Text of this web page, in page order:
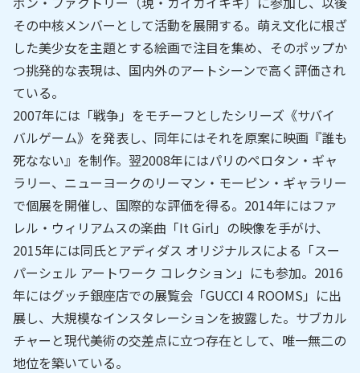
その中核メンバーとして活動を展開する。萌え文化に根ざ
した美少女を主題とする絵画で注目を集め、そのポップか
つ挑発的な表現は、国内外のアートシーンで高く評価され
ている。
2007年には「戦争」をモチーフとしたシリーズ《サバイ
バルゲーム》を発表し、同年にはそれを原案に映画『誰も
死なない』を制作。翌2008年にはパリのペロタン・ギャ
ラリー、ニューヨークのリーマン・モーピン・ギャラリー
で個展を開催し、国際的な評価を得る。2014年にはファ
レル・ウィリアムスの楽曲「It Girl」の映像を手がけ、
2015年には同氏とアディダス オリジナルスによる「スー
パーシェル アートワーク コレクション」にも参加。2016
年にはグッチ銀座店での展覧会「GUCCI 4 ROOMS」に出
展し、大規模なインスタレーションを披露した。サブカル
チャーと現代美術の交差点に立つ存在として、唯一無二の
地位を築いている。